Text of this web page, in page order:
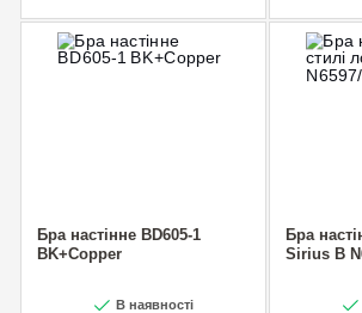
Бра настінне BD605-1
BK+Copper
В наявності
Бра
Sirius B